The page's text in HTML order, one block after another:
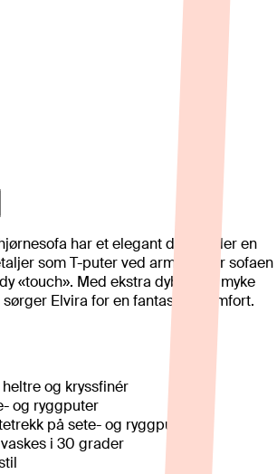
har et elegant design der en
som T-puter ved armlene gir sofaen
«touch». Med ekstra dybde og myke
Elvira for en fantastisk komfort.
og kryssfinér
og ryggputer
på sete- og ryggpute
i 30 grader